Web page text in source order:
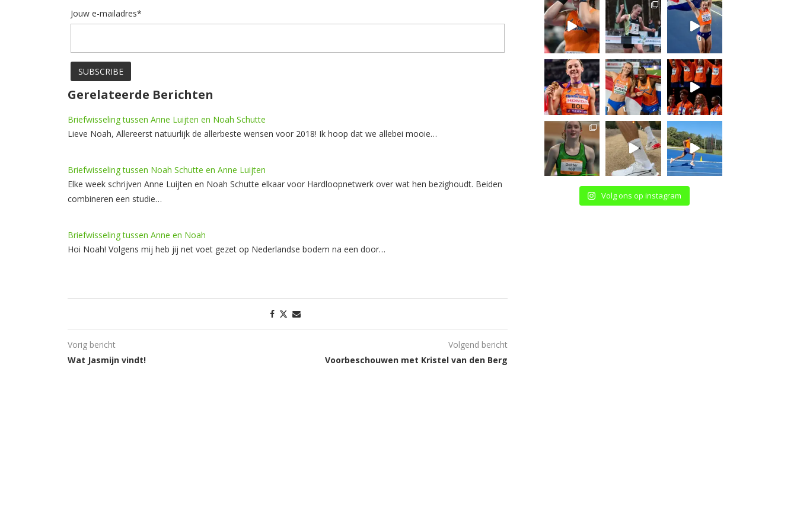
Jouw e-mailadres*
Gerelateerde Berichten
Briefwisseling tussen Anne Luijten en Noah Schutte
Lieve Noah, Allereerst natuurlijk de allerbeste wensen voor 2018! Ik hoop dat we allebei mooie…
Briefwisseling tussen Noah Schutte en Anne Luijten
Elke week schrijven Anne Luijten en Noah Schutte elkaar voor Hardloopnetwerk over wat hen bezighoudt. Beiden
combineren een studie…
Briefwisseling tussen Anne en Noah
Hoi Noah! Volgens mij heb jij net voet gezet op Nederlandse bodem na een door…
Vorig bericht
Wat Jasmijn vindt!
Volgend bericht
Voorbeschouwen met Kristel van den Berg
Volg ons op instagram